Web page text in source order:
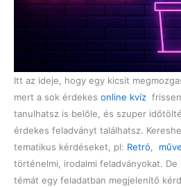
Itt az ideje, hogy egy kicsit
mert a sok érdekes online kvíz
tanulhatsz is belőle, és szuper
érdekes feladványt találhatsz.
tematikus kérdéseket, pl: Retró,
történelmi, irodalmi feladványokat.
témát egy feladatban megjelenítő